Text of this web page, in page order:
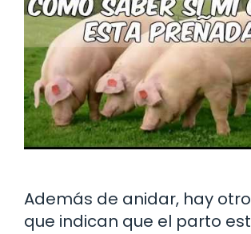
Además de anidar, hay
que indican que el parto